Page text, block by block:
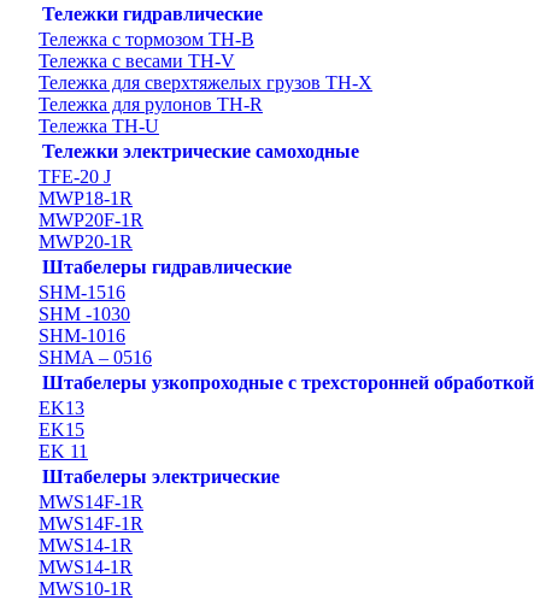
Тележки гидравлические
Тележка с тормозом TH-B
Тележка с весами TH-V
Тележка для сверхтяжелых грузов TH-X
Тележка для рулонов TH-R
Тележка TH-U
Тележки электрические самоходные
TFE-20 J
MWP18-1R
MWP20F-1R
MWP20-1R
Штабелеры гидравлические
SHM-1516
SHM -1030
SHM-1016
SHMA – 0516
Штабелеры узкопроходные с трехсторонней обработкой
EK13
EK15
EK 11
Штабелеры электрические
MWS14F-1R
MWS14F-1R
MWS14-1R
MWS14-1R
MWS10-1R